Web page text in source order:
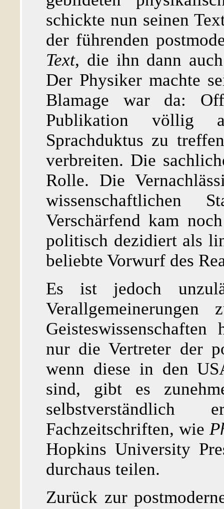
schickte nun seinen
der führenden
Text, die ihn dann
Der Physiker machte
Blamage war da:
Publikation völlig
Sprachduktus zu
verbreiten. Die
Rolle. Die
wissenschaftlichen
Verschärfend kam
politisch dezidiert als
beliebte Vorwurf des
Es ist jedoch
nur die Vertreter der
wenn diese in den
sind, gibt es
selbstverständlich
Fachzeitschriften, wie
Hopkins University
durchaus teilen.
Zurück zur